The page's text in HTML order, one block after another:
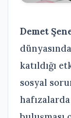
Demet
katıldığı
sosyal